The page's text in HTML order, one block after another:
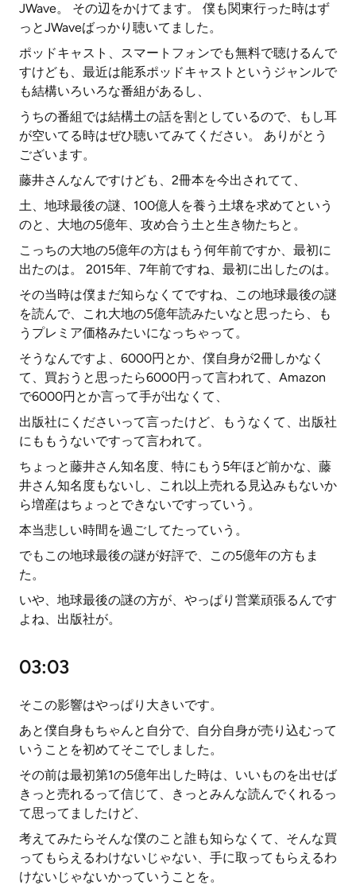
JWave。 その辺をかけてます。 僕も関東行った時はず
っとJWaveばっかり聴いてました。
ポッドキャスト、スマートフォンでも無料で聴けるんで
すけども、最近は能系ポッドキャストというジャンルで
も結構いろいろな番組があるし、
うちの番組では結構土の話を割としているので、もし耳
が空いてる時はぜひ聴いてみてください。 ありがとう
ございます。
藤井さんなんですけども、2冊本を今出されてて、
土、地球最後の謎、100億人を養う土壌を求めてという
のと、大地の5億年、攻め合う土と生き物たちと。
こっちの大地の5億年の方はもう何年前ですか、最初に
出たのは。 2015年、7年前ですね、最初に出したのは。
その当時は僕まだ知らなくてですね、この地球最後の謎
を読んで、これ大地の5億年読みたいなと思ったら、も
うプレミア価格みたいになっちゃって。
そうなんですよ、6000円とか、僕自身が2冊しかなく
て、買おうと思ったら6000円って言われて、Amazon
で6000円とか言って手が出なくて、
出版社にくださいって言ったけど、もうなくて、出版社
にももうないですって言われて。
ちょっと藤井さん知名度、特にもう5年ほど前かな、藤
井さん知名度もないし、これ以上売れる見込みもないか
ら増産はちょっとできないですっていう。
本当悲しい時間を過ごしてたっていう。
でもこの地球最後の謎が好評で、この5億年の方もま
た。
いや、地球最後の謎の方が、やっぱり営業頑張るんです
よね、出版社が。
03:03
そこの影響はやっぱり大きいです。
あと僕自身もちゃんと自分で、自分自身が売り込むって
いうことを初めてそこでしました。
その前は最初第1の5億年出した時は、いいものを出せば
きっと売れるって信じて、きっとみんな読んでくれるっ
て思ってましたけど、
考えてみたらそんな僕のこと誰も知らなくて、そんな買
ってもらえるわけないじゃない、手に取ってもらえるわ
けないじゃないかっていうことを。